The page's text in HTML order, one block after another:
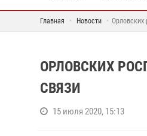
Главная Новости Орловских
ОРЛОВСКИХ
СВЯЗИ
15 июля 2020, 15:13